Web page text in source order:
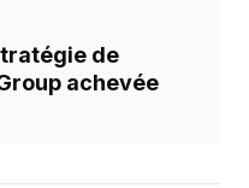
de
achevée